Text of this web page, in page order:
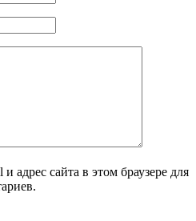
адрес сайта в этом браузере для